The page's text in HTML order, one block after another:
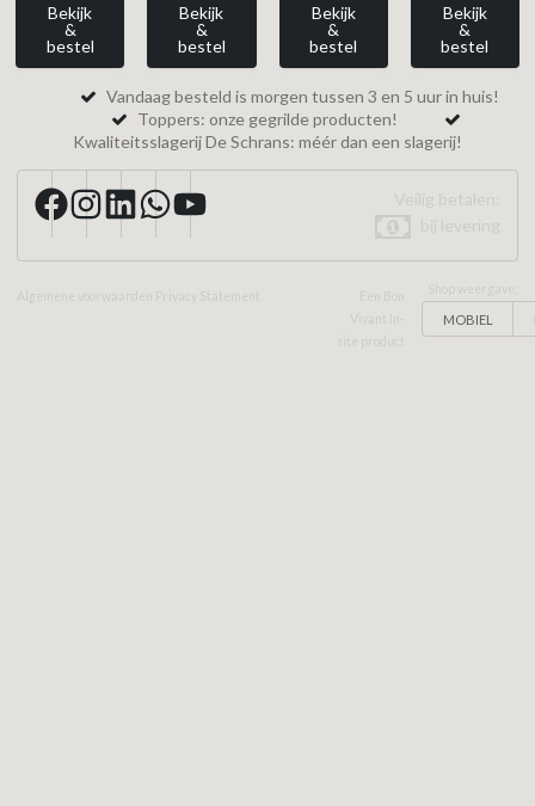
Bekijk
&
bestel
Bekijk
&
bestel
Bekijk
&
bestel
Bekijk
&
bestel
Vandaag besteld is morgen tussen 3 en 5 uur in huis!
Toppers: onze gegrilde producten!
Kwaliteitsslagerij De Schrans: méér dan een slagerij!
MOBIEL